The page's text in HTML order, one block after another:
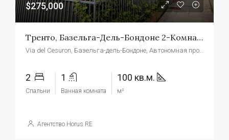
$275,000
Тренто, Базельга-Дель-Бондоне 2-Комнатная Квартира С Видом На Косуль
Via del Cesuron, Базельга-дель-Бондоне, Автономная провинция Тренто, Италия
2
Спальни
1
Ванная комната
100 кв.м.
м²
Агентство Horus RE